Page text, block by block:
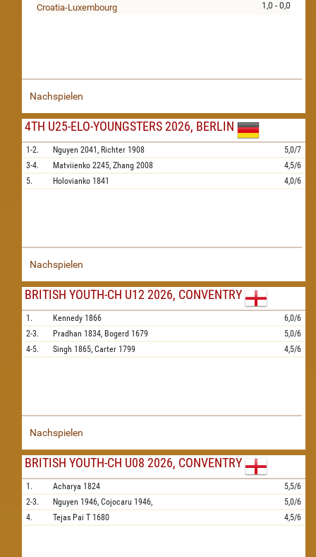
1,0 - 0,0
Croatia-Luxembourg
Nachspielen
4TH U25-ELO-YOUNGSTERS 2026, BERLIN
1-2. Nguyen 2041, Richter 1908
5,0/7
3-4.
Matviienko 2245, Zhang 2008
4,5/6
5.
Holovianko 1841 4,0/6
Nachspielen
BRITISH YOUTH-CH U12 2026, CONVENTRY
1. Kennedy 1866
6,0/6
2-3.
Pradhan 1834, Bogerd 1679
5,0/6
4-5.
Singh 1865, Carter 1799 4,5/6
Nachspielen
BRITISH YOUTH-CH U08 2026, CONVENTRY
1. Acharya 1824
5,5/6
2-3.
Nguyen 1946, Cojocaru 1946,
5,0/6
4.
Tejas Pai T 1680 4,5/6